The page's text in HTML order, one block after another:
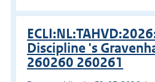
Discipline 's
260260 260261